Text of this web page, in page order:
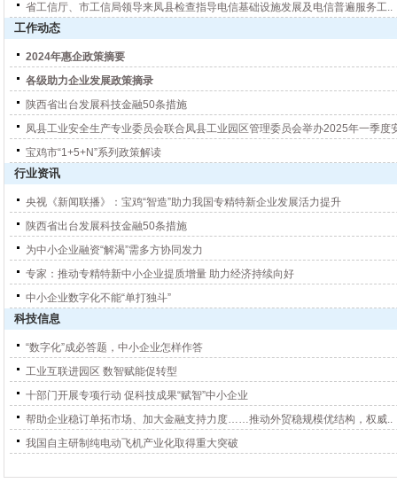
省工信厅、市工信局领导来凤县检查指导电信基础设施发展及电信普遍服务工..
工作动态
2024年惠企政策摘要
各级助力企业发展政策摘录
陕西省出台发展科技金融50条措施
凤县工业安全生产专业委员会联合凤县工业园区管理委员会举办2025年一季度
宝鸡市“1+5+N”系列政策解读
行业资讯
央视《新闻联播》：宝鸡“智造”助力我国专精特新企业发展活力提升
陕西省出台发展科技金融50条措施
为中小企业融资“解渴”需多方协同发力
专家：推动专精特新中小企业提质增量 助力经济持续向好
中小企业数字化不能“单打独斗”
科技信息
“数字化”成必答题，中小企业怎样作答
工业互联进园区 数智赋能促转型
十部门开展专项行动 促科技成果“赋智”中小企业
帮助企业稳订单拓市场、加大金融支持力度……推动外贸稳规模优结构，权威..
我国自主研制纯电动飞机产业化取得重大突破